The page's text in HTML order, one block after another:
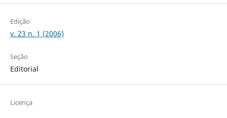
Edição
v. 23 n. 1 (2006)
Seção
Editorial
Licença